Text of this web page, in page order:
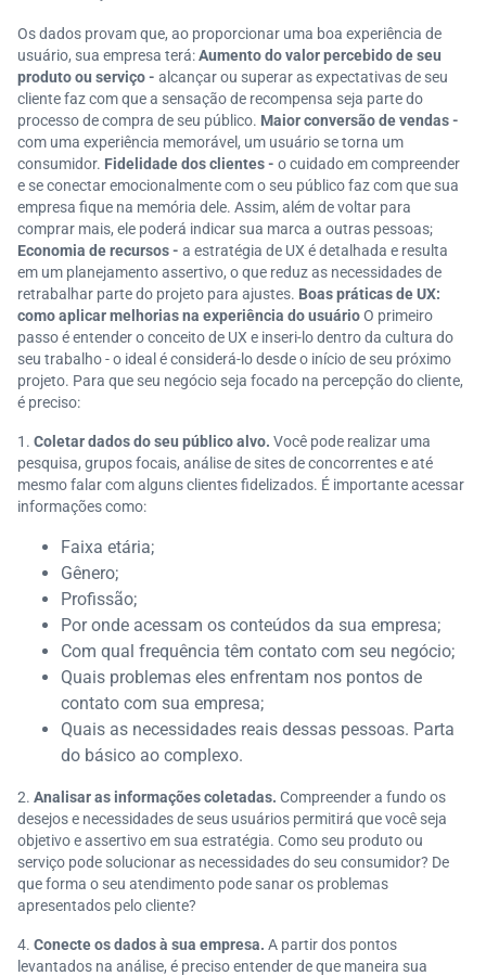
Os dados provam que, ao proporcionar uma boa experiência de
usuário, sua empresa terá:Aumento do valor percebido de seu
produto ou serviço - alcançar ou superar as expectativas de seu
cliente faz com que a sensação de recompensa seja parte do
processo de compra de seu público. Maior conversão de vendas -
com uma experiência memorável, um usuário se torna um
consumidor. Fidelidade dos clientes - o cuidado em compreender
e se conectar emocionalmente com o seu público faz com que sua
empresa fique na memória dele. Assim, além de voltar para
comprar mais, ele poderá indicar sua marca a outras pessoas;
Economia de recursos - a estratégia de UX é detalhada e resulta
em um planejamento assertivo, o que reduz as necessidades de
retrabalhar parte do projeto para ajustes. Boas práticas de UX:
como aplicar melhorias na experiência do usuárioO primeiro
passo é entender o conceito de UX e inseri-lo dentro da cultura do
seu trabalho - o ideal é considerá-lo desde o início de seu próximo
projeto. Para que seu negócio seja focado na percepção do cliente,
é preciso:
Coletar dados do seu público alvo. Você pode realizar uma
pesquisa, grupos focais, análise de sites de concorrentes e até
mesmo falar com alguns clientes fidelizados. É importante acessar
informações como:
Faixa etária;
Gênero;
Profissão;
Por onde acessam os conteúdos da sua empresa;
Com qual frequência têm contato com seu negócio;
Quais problemas eles enfrentam nos pontos de
contato com sua empresa;
Quais as necessidades reais dessas pessoas. Parta
do básico ao complexo.
Analisar as informações coletadas. Compreender a fundo os
desejos e necessidades de seus usuários permitirá que você seja
objetivo e assertivo em sua estratégia. Como seu produto ou
serviço pode solucionar as necessidades do seu consumidor? De
que forma o seu atendimento pode sanar os problemas
apresentados pelo cliente?
Conecte os dados à sua empresa. A partir dos pontos
levantados na análise, é preciso entender de que maneira sua